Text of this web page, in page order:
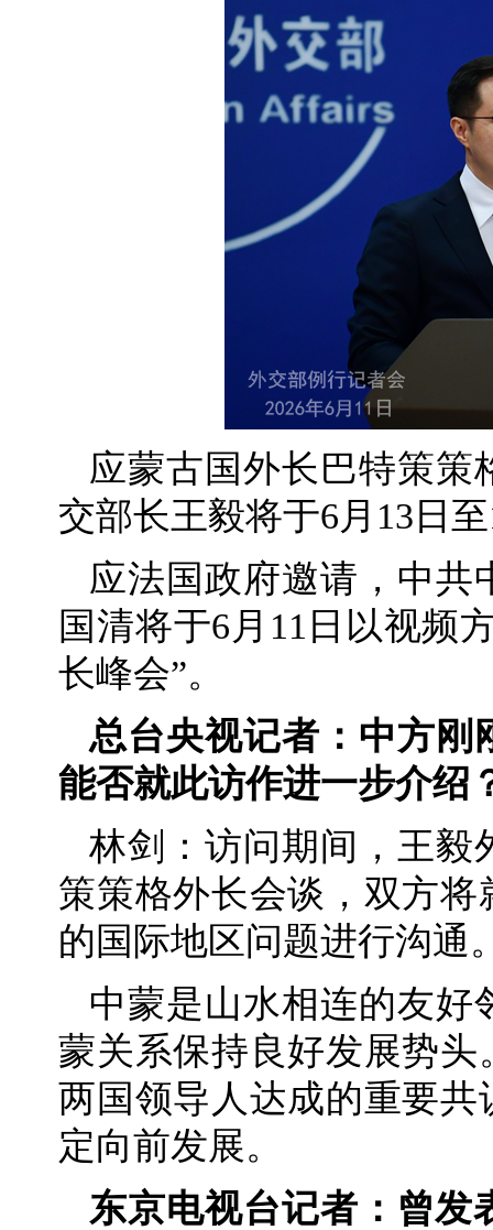
应蒙古国外长巴特策策
交部长王毅将于6月13日
应法国政府邀请，中共
国清将于6月11日以视频
长峰会”。
总台央视记者：中方刚
能否就此访作进一步介绍
林剑：访问期间，王毅
策策格外长会谈，双方
的国际地区问题进行沟通
中蒙是山水相连的友好
蒙关系保持良好发展势
两国领导人达成的重要
定向前发展。
东京电视台记者：曾发